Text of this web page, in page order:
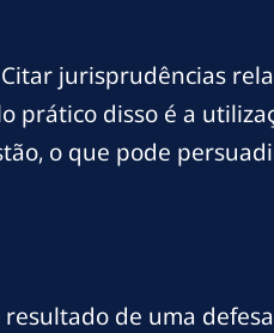
jurisprudências
prático disso é a
o que pode
de uma